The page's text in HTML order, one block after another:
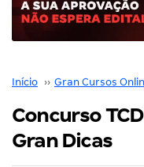
Início ›› Gran Cursos
Concurso
Gran Dicas